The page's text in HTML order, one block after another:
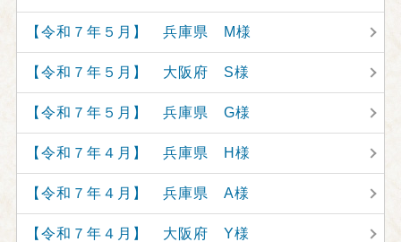
【令和７年５月】 兵庫県 M様
【令和７年５月】 大阪府 S様
【令和７年５月】 兵庫県 G様
【令和７年４月】 兵庫県 H様
【令和７年４月】 兵庫県 A様
【令和７年４月】 大阪府 Y様